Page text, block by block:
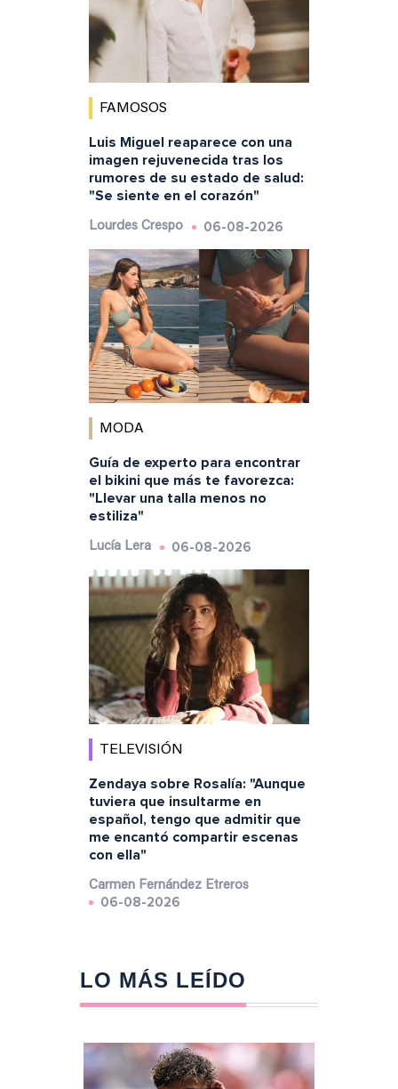
FAMOSOS
Luis Miguel reaparece con una
imagen rejuvenecida tras los
rumores de su estado de salud:
"Se siente en el corazón"
Lourdes Crespo 06-08-2026
MODA
Guía de experto para encontrar
el bikini que más te favorezca:
"Llevar una talla menos no
estiliza"
Lucía Lera 06-08-2026
TELEVISIÓN
Zendaya sobre Rosalía: "Aunque
tuviera que insultarme en
español, tengo que admitir que
me encantó compartir escenas
con ella"
Carmen Fernández Etreros
06-08-2026
LO MÁS LEÍDO